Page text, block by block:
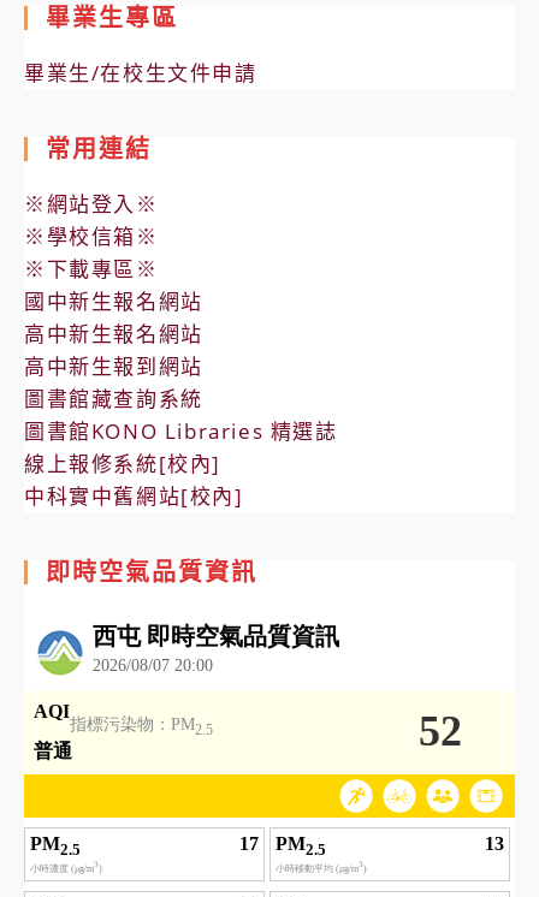
畢業生專區
畢業生/在校生文件申請
常用連結
※網站登入※
※學校信箱※
※下載專區※
國中新生報名網站
高中新生報名網站
高中新生報到網站
圖書館藏查詢系統
圖書館KONO Libraries 精選誌
線上報修系統[校內]
中科實中舊網站[校內]
即時空氣品質資訊